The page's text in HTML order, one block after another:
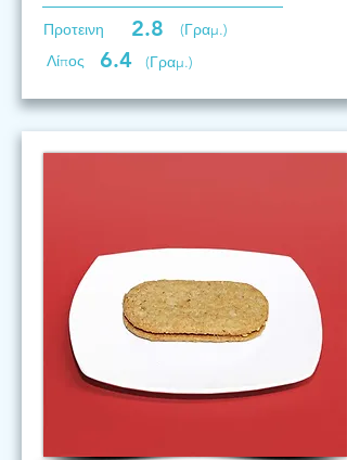
Προτεινη 2.8
(Γραμ.)
Λίπος
6.4 (Γραμ.)